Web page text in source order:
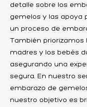
detalle sobre los
gemelos y las apoya
un proceso de
También priorizamos
madres y los bebés
asegurando una
segura. En nuestro
embarazo de
nuestro objetivo es